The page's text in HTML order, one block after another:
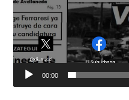
00:00